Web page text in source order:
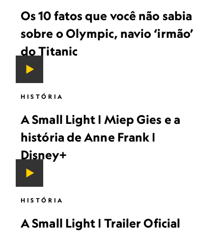
Os 10 fatos que você não sabia
sobre o Olympic, navio ‘irmão’
do Titanic
HISTÓRIA
A Small Light | Miep Gies e a
história de Anne Frank |
Disney+
HISTÓRIA
A Small Light | Trailer Oficial